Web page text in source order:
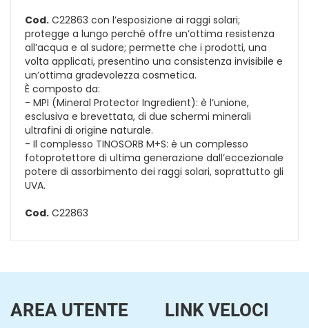
Cod. C22863 con l’esposizione ai raggi solari;
protegge a lungo perché offre un’ottima resistenza
all’acqua e al sudore; permette che i prodotti, una
volta applicati, presentino una consistenza invisibile e
un’ottima gradevolezza cosmetica.
È composto da:
- MPI (Mineral Protector Ingredient): è l’unione,
esclusiva e brevettata, di due schermi minerali
ultrafini di origine naturale.
- Il complesso TINOSORB M+S: è un complesso
fotoprotettore di ultima generazione dall’eccezionale
potere di assorbimento dei raggi solari, soprattutto gli
UVA.
Cod. C22863
AREA UTENTE LINK VELOCI